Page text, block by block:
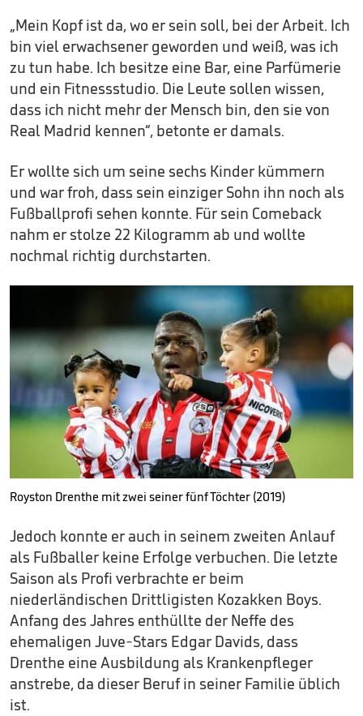
„Mein Kopf ist da, wo er sein soll, bei der Arbeit. Ich
bin viel erwachsener geworden und weiß, was ich
zu tun habe. Ich besitze eine Bar, eine Parfümerie
und ein Fitnessstudio. Die Leute sollen wissen,
dass ich nicht mehr der Mensch bin, den sie von
Real Madrid kennen“, betonte er damals.
Er wollte sich um seine sechs Kinder kümmern
und war froh, dass sein einziger Sohn ihn noch als
Fußballprofi sehen konnte. Für sein Comeback
nahm er stolze 22 Kilogramm ab und wollte
nochmal richtig durchstarten.
Royston Drenthe mit zwei seiner fünf Töchter (2019)
Jedoch konnte er auch in seinem zweiten Anlauf
als Fußballer keine Erfolge verbuchen. Die letzte
Saison als Profi verbrachte er beim
niederländischen Drittligisten Kozakken Boys.
Anfang des Jahres enthüllte der Neffe des
ehemaligen Juve-Stars Edgar Davids, dass
Drenthe eine Ausbildung als Krankenpfleger
anstrebe, da dieser Beruf in seiner Familie üblich
ist.